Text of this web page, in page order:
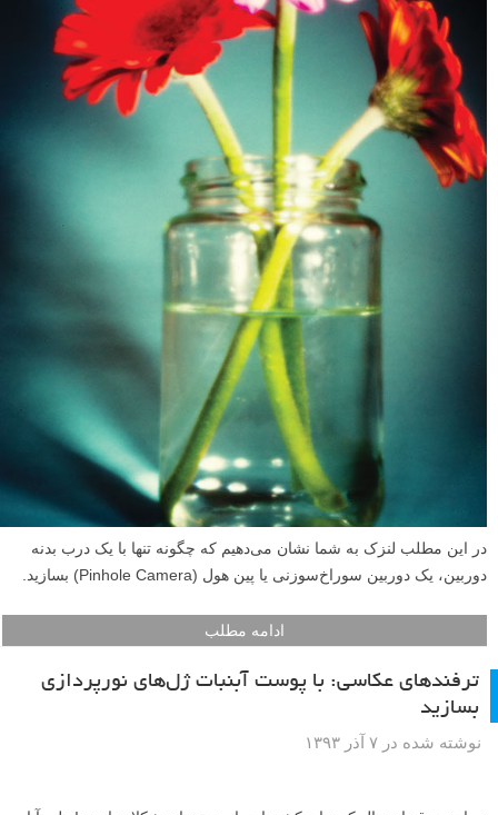
در این مطلب لنزک به شما نشان می‌دهیم که چگونه تنها با یک درب بدنه
دوربین، یک دوربین سوراخ‌سوزنی یا پین هول (Pinhole Camera) بسازید.
ادامه مطلب
ترفندهای عکاسی: با پوست آبنبات ژل‌های نورپردازی
بسازید
نوشته شده در ۷ آذر ۱۳۹۳